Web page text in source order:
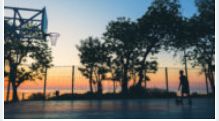
Kā izvēlēties izturīgu telti? Svarīgākie tehniskie parametri un
salīdzinājums